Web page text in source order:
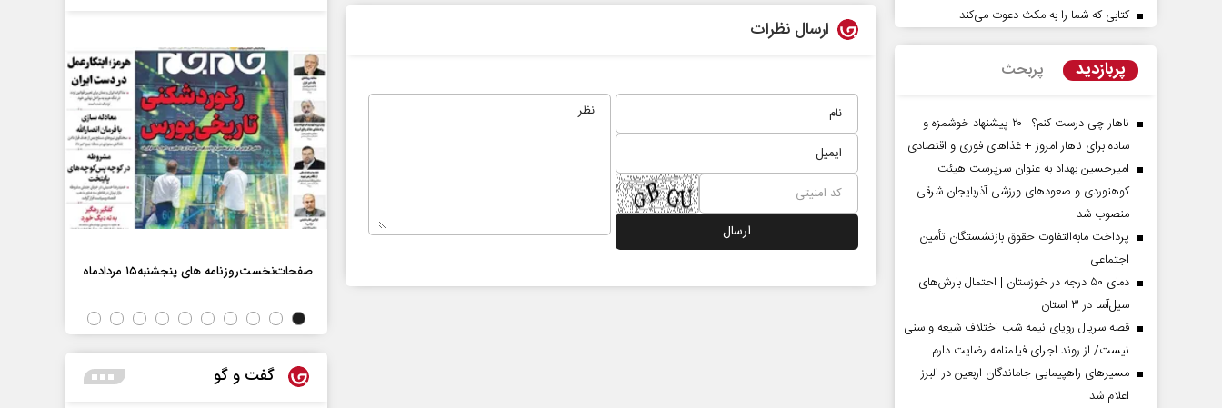
ارسال نظرات
کتابی که شما را به مکث دعوت می‌کند
پربازدید پربحث
ناهار چی درست کنم؟ | ۲۰ پیشنهاد خوشمزه و
ساده برای ناهار امروز + غذاهای فوری و اقتصادی
امیرحسین بهداد به عنوان سرپرست هیئت
کوهنوردی و صعودهای ورزشی آذربایجان شرقی
منصوب شد
پرداخت مابه‌التفاوت حقوق بازنشستگان تأمین
اجتماعی
دمای ۵۰ درجه در خوزستان | احتمال بارش‌های
سیل‌آسا در ۳ استان
قصه سریال رویای نیمه شب اختلاف شیعه و سنی
نیست/ از روند اجرای فیلمنامه رضایت دارم
مسیر‌های راهپیمایی جاماندگان اربعین در البرز
اعلام شد
صفحات نخست روزنامه ها‌ی‌سه‌شنبه ۶ مردادماه صفحات‌نخست‌روزنامه ها‌ی پنجشنبه‌۱۵ مردادماه
گفت و گو